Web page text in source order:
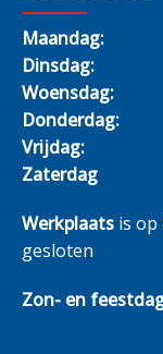
Maandag:
Dinsdag:
Woensdag:
Donderdag:
Vrijdag:
Zaterdag
Werkplaats is op
gesloten
Zon- en